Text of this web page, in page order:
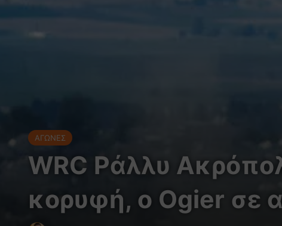
ΑΓΩΝΕΣ
WRC Ράλλυ
κορυφή, ο Ogier σε